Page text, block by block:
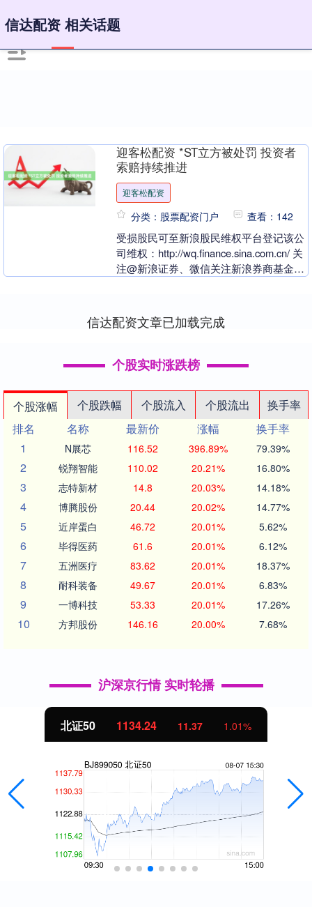
信达配资 相关话题
迎客松配资 *ST立方被处罚 投资者
索赔持续推进
迎客松配资
分类：股票配资门户 查看：142
受损股民可至新浪股民维权平台登记该公
司维权：http://wq.finance.sina.com.cn/ 关
注@新浪证券、微信关注新浪券商基金、
信达配资文章已加载完成
个股实时涨跌榜
个股涨幅 个股跌幅 个股流入 个股流出
换手率
排名
名称 最新价 涨幅
换手率
1
N展芯 116.52 396.89% 79.39%
2 锐翔智能 110.02 20.21% 16.80%
3 志特新材 14.8 20.03% 14.18%
4 博腾股份 20.44 20.02% 14.77%
5 近岸蛋白 46.72 20.01% 5.62%
6 毕得医药 61.6 20.01% 6.12%
7 五洲医疗 83.62 20.01% 18.37%
8 耐科装备 49.67 20.01% 6.83%
9 一博科技 53.33 20.01% 17.26%
10 方邦股份 146.16 20.00% 7.68%
沪深京行情 实时轮播
北证50 1134.24 11.37 1.01%